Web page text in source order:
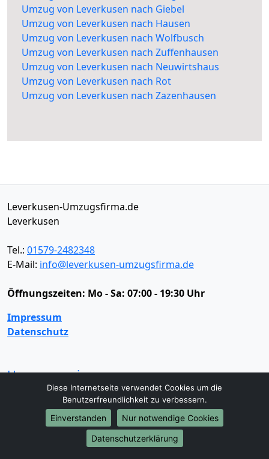
Umzug von Leverkusen nach Giebel
Umzug von Leverkusen nach Hausen
Umzug von Leverkusen nach Wolfbusch
Umzug von Leverkusen nach Zuffenhausen
Umzug von Leverkusen nach Neuwirtshaus
Umzug von Leverkusen nach Rot
Umzug von Leverkusen nach Zazenhausen
Leverkusen-Umzugsfirma.de
Leverkusen
Tel.: 01579-2482348
E-Mail: info@leverkusen-umzugsfirma.de
Öffnungszeiten: Mo - Sa: 07:00 - 19:30 Uhr
Impressum
Datenschutz
Umzugsservice
Umzugsservice Behördenumzug
Büroumzug
Fernumzug
Firmenumzug
Laborumzug
Mini Umzug
Praxisumzug
Privatumzug
Studentenumzug
Diese Internetseite verwendet Cookies um die
Benutzerfreundlichkeit zu verbessern.
Einverstanden
Nur notwendige Cookies
Datenschutzerklärung